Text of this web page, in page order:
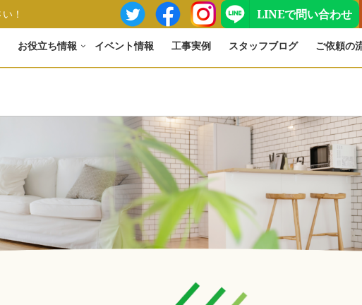
！ LINEで問い合わせ
お役立ち情報 イベント情報 工事実例 スタッフブログ ご依頼の